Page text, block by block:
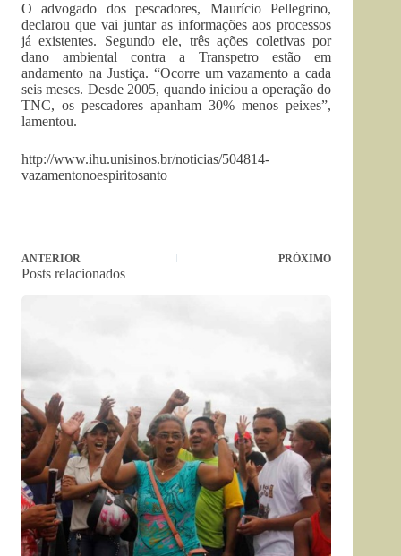
O advogado dos pescadores, Maurício Pellegrino,
declarou que vai juntar as informações aos processos
já existentes. Segundo ele, três ações coletivas por
dano ambiental contra a Transpetro estão em
andamento na Justiça. “Ocorre um vazamento a cada
seis meses. Desde 2005, quando iniciou a operação do
TNC, os pescadores apanham 30% menos peixes”,
lamentou.
http://www.ihu.unisinos.br/noticias/504814-
vazamentonoespiritosanto
ANTERIOR PRÓXIMO
Posts relacionados